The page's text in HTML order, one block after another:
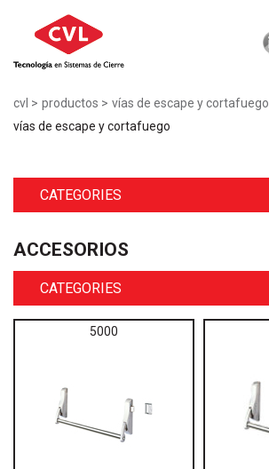
cvl productos
vías de escape y cortafuego
vías de escape y cortafuego
CATEGORIES
ACCESORIOS
CATEGORIES
5000